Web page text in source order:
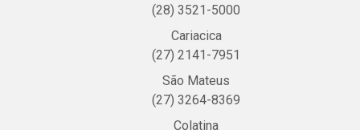
(28) 3521-5000
Cariacica
(27) 2141-7951
São Mateus
(27) 3264-8369
Colatina